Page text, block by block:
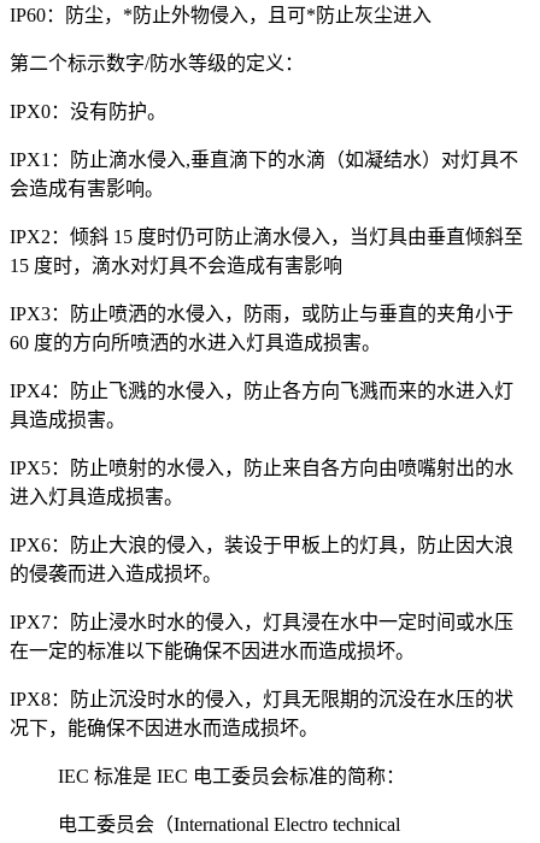
IP60：防尘，*防止外物侵入，且可*防止灰尘进入
第二个标示数字/防水等级的定义：
IPX0：没有防护。
IPX1：防止滴水侵入,垂直滴下的水滴（如凝结水）对灯具不
会造成有害影响。
IPX2：倾斜 15 度时仍可防止滴水侵入，当灯具由垂直倾斜至
15 度时，滴水对灯具不会造成有害影响
IPX3：防止喷洒的水侵入，防雨，或防止与垂直的夹角小于
60 度的方向所喷洒的水进入灯具造成损害。
IPX4：防止飞溅的水侵入，防止各方向飞溅而来的水进入灯
具造成损害。
IPX5：防止喷射的水侵入，防止来自各方向由喷嘴射出的水
进入灯具造成损害。
IPX6：防止大浪的侵入，装设于甲板上的灯具，防止因大浪
的侵袭而进入造成损坏。
IPX7：防止浸水时水的侵入，灯具浸在水中一定时间或水压
在一定的标准以下能确保不因进水而造成损坏。
IPX8：防止沉没时水的侵入，灯具无限期的沉没在水压的状
况下，能确保不因进水而造成损坏。
IEC 标准是 IEC 电工委员会标准的简称：
电工委员会（International Electro technical